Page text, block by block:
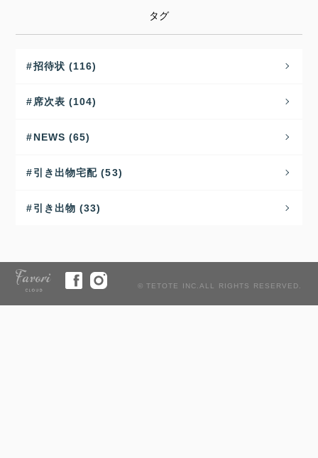
タグ
招待状 (116)
席次表 (104)
NEWS (65)
引き出物宅配 (53)
引き出物 (33)
© TETOTE INC.ALL RIGHTS RESERVED.